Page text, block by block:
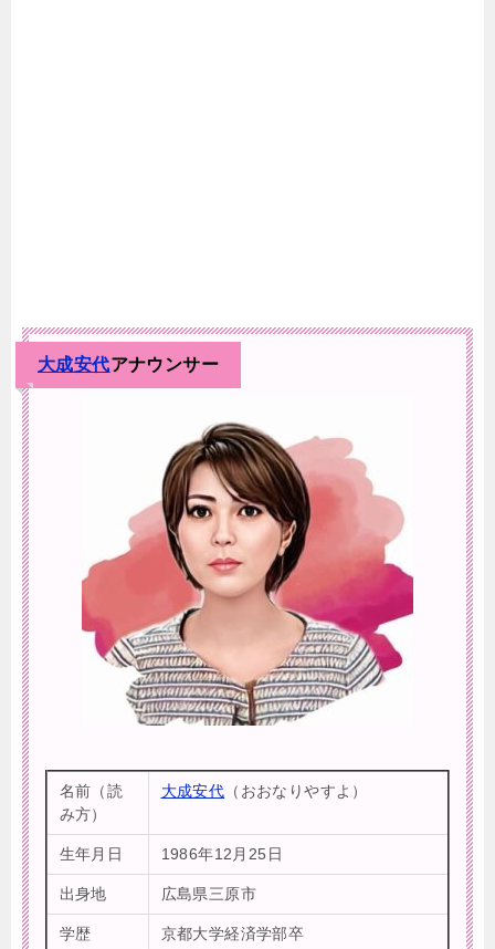
大成安代アナウンサー
名前（読
み方）
大成安代 （おおなりやすよ）
生年月日 1986年12月25日
出身地 広島県三原市
学歴 京都大学経済学部卒